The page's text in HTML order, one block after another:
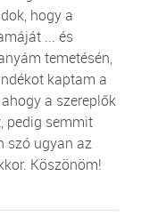
hogy a
... és
temetésén,
kaptam a
a szereplők
pedig semmit
szó ugyan az
Köszönöm!